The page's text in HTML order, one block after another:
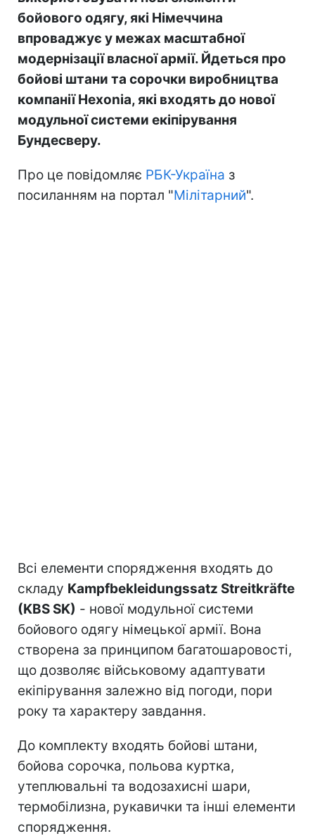
бойового одягу, які Німеччина
впроваджує у межах масштабної
модернізації власної армії. Йдеться про
бойові штани та сорочки виробництва
компанії Hexonia, які входять до нової
модульної системи екіпірування
Бундесверу.
Про це повідомляє РБК-Україна з
посиланням на портал "Мілітарний".
Всі елементи спорядження входять до
складу Kampfbekleidungssatz Streitkräfte
(KBS SK) - нової модульної системи
бойового одягу німецької армії. Вона
створена за принципом багатошаровості,
що дозволяє військовому адаптувати
екіпірування залежно від погоди, пори
року та характеру завдання.
До комплекту входять бойові штани,
бойова сорочка, польова куртка,
утеплювальні та водозахисні шари,
термобілизна, рукавички та інші елементи
спорядження.